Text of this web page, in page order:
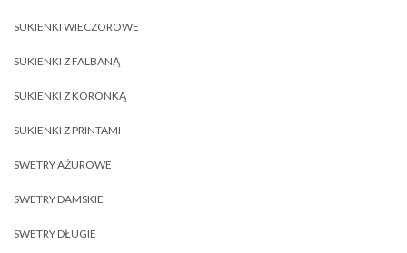
SUKIENKI WIECZOROWE
SUKIENKI Z FALBANĄ
SUKIENKI Z KORONKĄ
SUKIENKI Z PRINTAMI
SWETRY AŻUROWE
SWETRY DAMSKIE
SWETRY DŁUGIE